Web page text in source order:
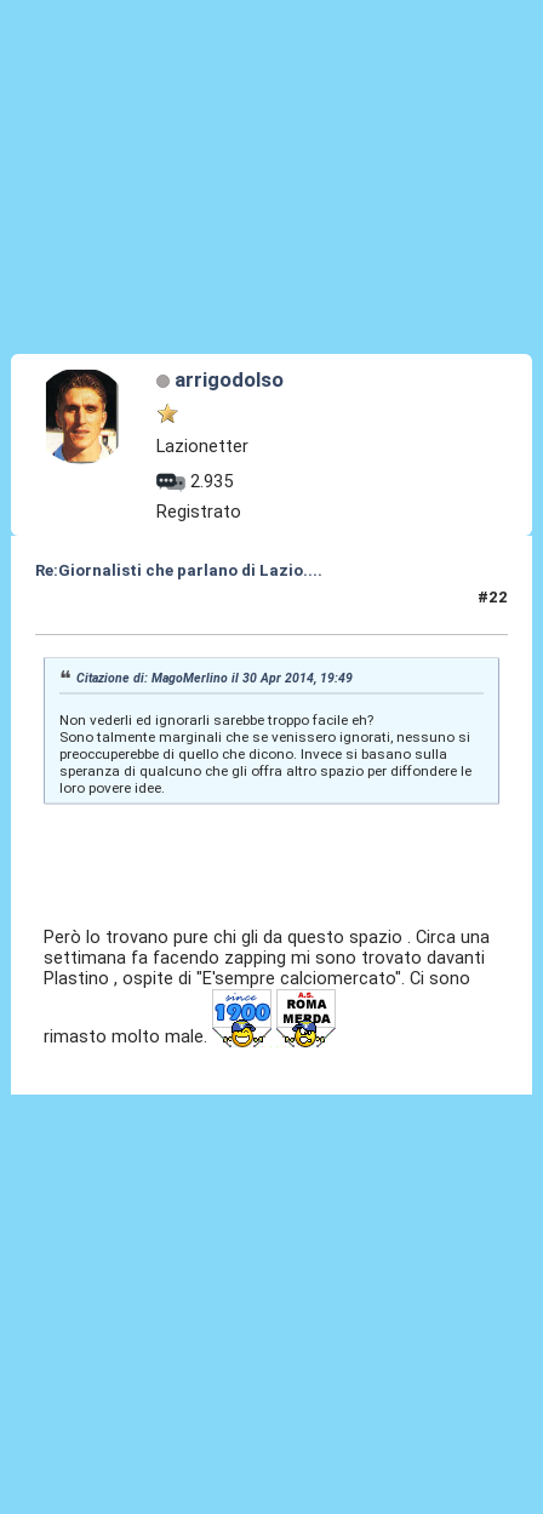
arrigodolso
Lazionetter
2.935
Registrato
Re:Giornalisti che parlano di Lazio....
#22
Citazione di: MagoMerlino il 30 Apr 2014, 19:49
Non vederli ed ignorarli sarebbe troppo facile eh?
Sono talmente marginali che se venissero ignorati, nessuno si
preoccuperebbe di quello che dicono. Invece si basano sulla
speranza di qualcuno che gli offra altro spazio per diffondere le
loro povere idee.
Però lo trovano pure chi gli da questo spazio . Circa una
settimana fa facendo zapping mi sono trovato davanti
Plastino , ospite di "E'sempre calciomercato". Ci sono
rimasto molto male.